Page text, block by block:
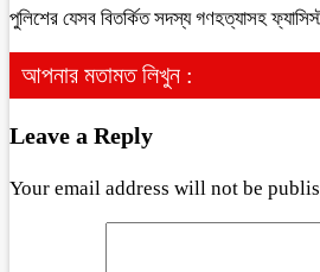
পুলিশের যেসব বিতর্কিত সদস্য গণহত্যাসহ
আপনার মতামত লিখুন :
Leave a Reply
Your email address will not be